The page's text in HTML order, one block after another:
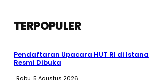
TERPOPULER
Pendaftaran Upacara HUT RI di Istana
Resmi Dibuka